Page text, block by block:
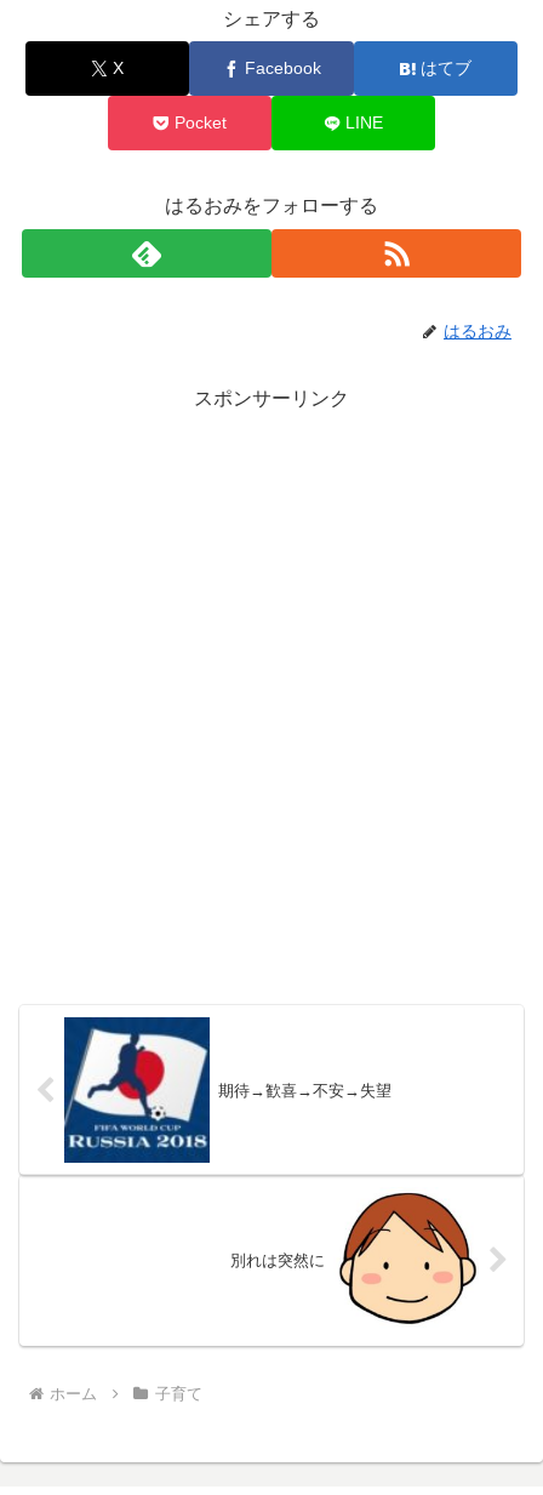
シェアする
X Facebook はてブ
Pocket LINE
はるおみをフォローする
はるおみ
スポンサーリンク
期待→歓喜→不安→失望
別れは突然に
ホーム 子育て